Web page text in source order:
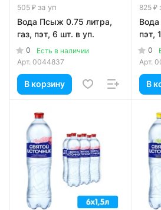
505 ₽ за уп
Вода Псыж 0.75 литра,
газ, пэт, 6 шт. в уп.
0
Есть в наличии
Арт. 0044837
В корзину
825 ₽
пэт,
0
Арт.
В